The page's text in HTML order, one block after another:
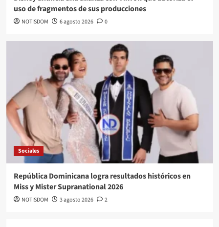
uso de fragmentos de sus producciones
NOTISDOM 6 agosto 2026 0
Sociales
República Dominicana logra resultados históricos en
Miss y Mister Supranational 2026
NOTISDOM 3 agosto 2026 2